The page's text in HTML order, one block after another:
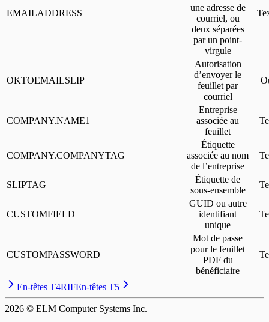
EMAILADDRESS
une adresse de
courriel, ou
deux séparées
par un point-
virgule
OKTOEMAILSLIP
Autorisation
d’envoyer le
feuillet par
courriel
COMPANY.NAME1
Entreprise
associée au
feuillet
COMPANY.COMPANYTAG
Étiquette
associée au nom
de l’entreprise
SLIPTAG
Étiquette de
sous-ensemble
CUSTOMFIELD
GUID ou autre
identifiant
unique
CUSTOMPASSWORD
Mot de passe
pour le feuillet
PDF du
bénéficiaire
En-têtes T4RIFEn-têtes T5
2026 © ELM Computer Systems Inc.